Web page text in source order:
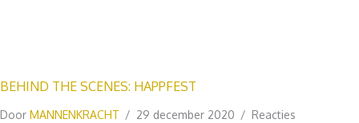
BEHIND THE SCENES: HAPPFEST
Door MANNENKRACHT / 29 december 2020 / Reacties